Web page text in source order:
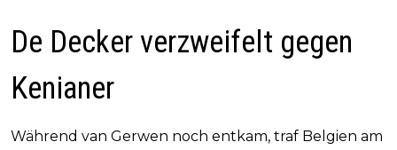
De Decker verzweifelt gegen
Kenianer
Während van Gerwen noch entkam, traf Belgien am